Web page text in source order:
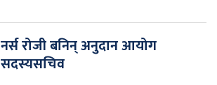
नर्स रोजी बनिन् अनुदान आयोग
सदस्यसचिव